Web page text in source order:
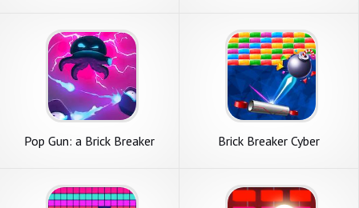
Pop Gun: a Brick Breaker
Brick Breaker Cyber